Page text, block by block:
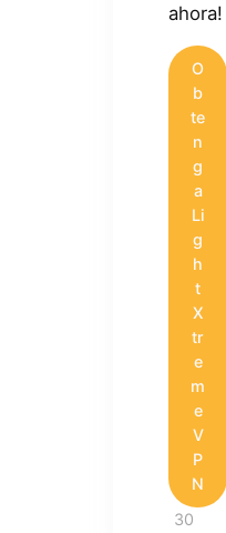
ahora!
O
b
te
n
g
a
Li
g
h
t
X
tr
e
m
e
V
P
N
30